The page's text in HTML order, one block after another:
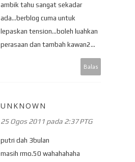
ambik tahu sangat sekadar
ada...berblog cuma untuk
lepaskan tension...boleh luahkan
perasaan dan tambah kawan2...
Balas
UNKNOWN
25 Ogos 2011 pada 2:37 PTG
putri dah 3bulan
masih rmo.50 wahahahaha